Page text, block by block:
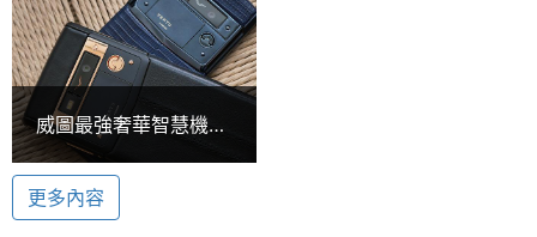
CONCIERGE 24 小時私人助理服務，Vertu LIFE 生
活和 Vertu CERTAINTY 品質保障。
Hasselblad 哈蘇認證相機鏡頭
Vertu Signature Touch 海軍藍蜥蜴皮搭載
Hasselblad 哈蘇認證相機鏡頭，後置式自動對焦
處理器
核心數
4
ROM儲
存空間
電池容
量
威圖最強奢華智慧機
Vertu Signature
Touch動手玩
更多內容